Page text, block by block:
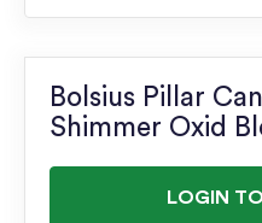
Bolsius Pillar
Shimmer Oxid
LOGIN